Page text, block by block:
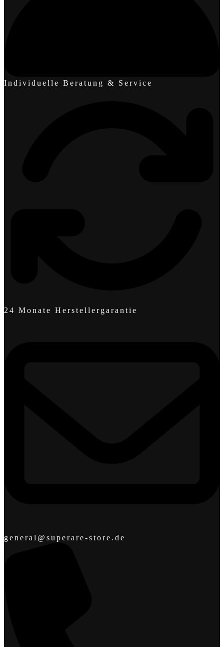
Individuelle Beratung & Service
24 Monate Herstellergarantie
general@superare-store.de